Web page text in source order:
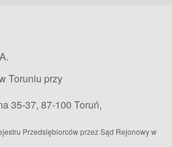
Toruniu przy
35-37, 87-100 Toruń,
Przedsiębiorców przez Sąd Rejonowy w